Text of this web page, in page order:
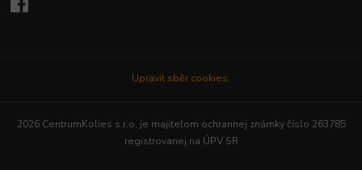
Upravit sběr cookies.
2026 CentrumKolies s.r.o. je majiteľom ochrannej známky číslo 263785
registrovanej na ÚPV SR